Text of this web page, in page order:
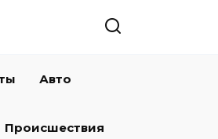
Авто
Происшествия